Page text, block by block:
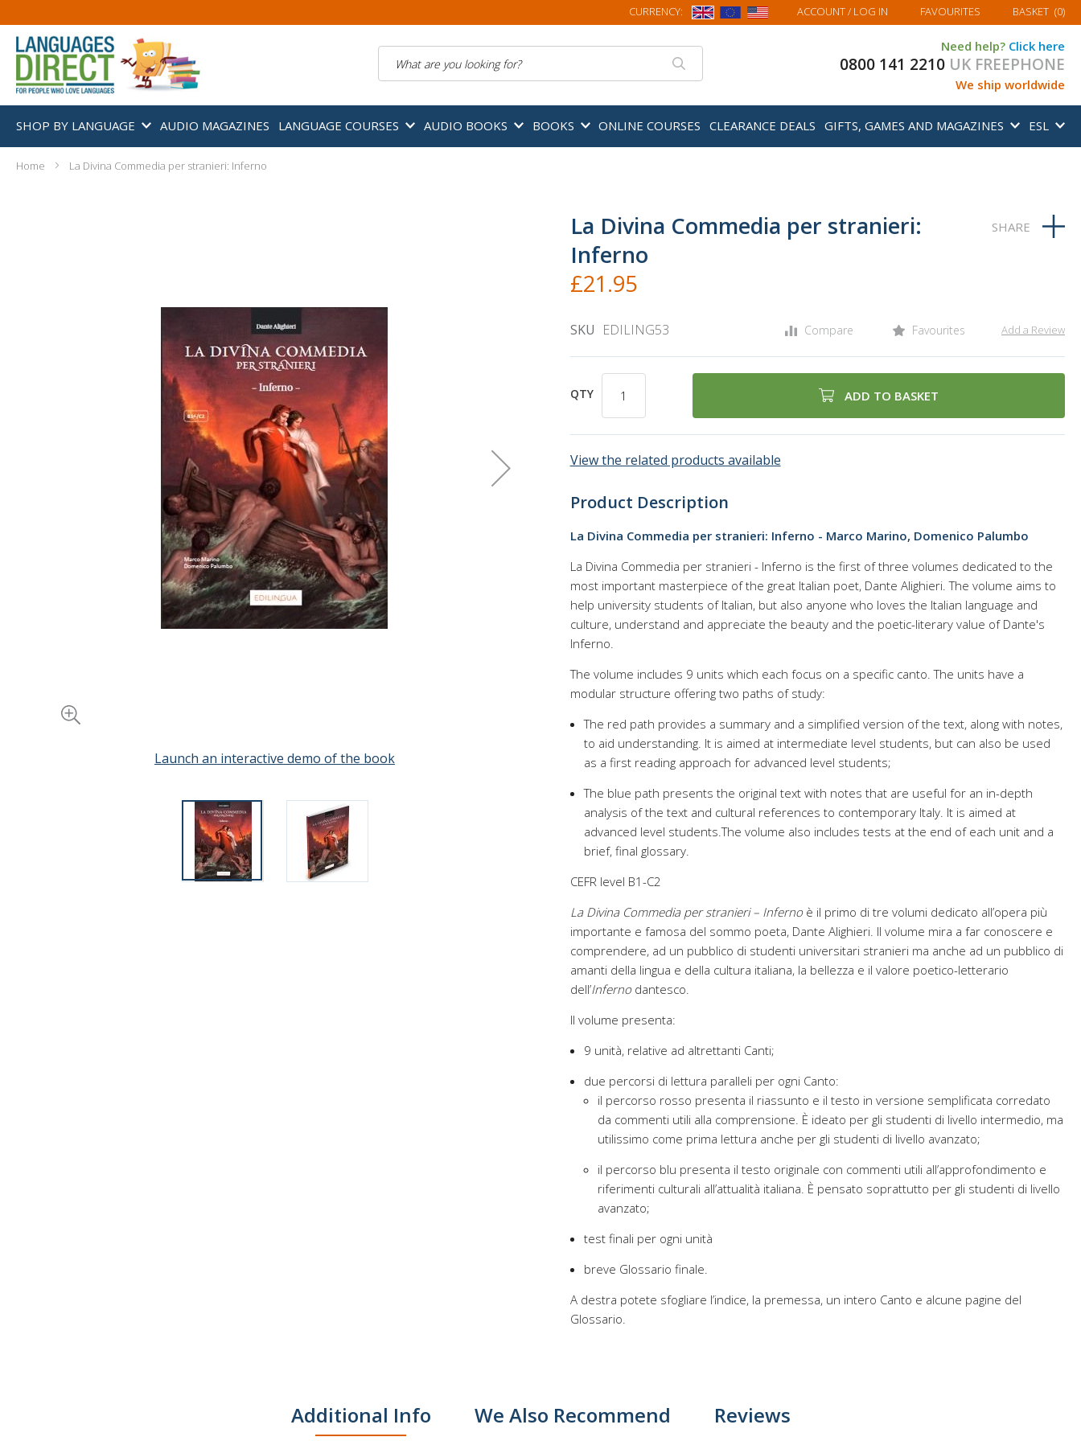
CURRENCY: ACCOUNT/ LOG IN FAVOURITES MY BASKET
BASKET (0)
Need help? Click here
0800 141 2210 UK FREEPHONE
We ship worldwide
SHOP BY LANGUAGE AUDIO MAGAZINES LANGUAGE COURSES AUDIO BOOKS BOOKS ONLINE COURSES CLEARANCE DEALS GIFTS, GAMES AND MAGAZINES ESL
Home La Divina Commedia per stranieri: Inferno
Launch an interactive demo of the book
La Divina Commedia per stranieri:
Inferno
£21.95
SKU EDILING53 Compare Favourites Add a Review
QTY ADD TO BASKET
View the related products available
Product Description
La Divina Commedia per stranieri: Inferno - Marco Marino, Domenico Palumbo
La Divina Commedia per stranieri - Inferno is the first of three volumes dedicated to the
most important masterpiece of the great Italian poet, Dante Alighieri. The volume aims to
help university students of Italian, but also anyone who loves the Italian language and
culture, understand and appreciate the beauty and the poetic-literary value of Dante's
Inferno.
The volume includes 9 units which each focus on a specific canto. The units have a
modular structure offering two paths of study:
The red path provides a summary and a simplified version of the text, along with notes,
to aid understanding. It is aimed at intermediate level students, but can also be used
as a first reading approach for advanced level students;
The blue path presents the original text with notes that are useful for an in-depth
analysis of the text and cultural references to contemporary Italy. It is aimed at
advanced level students.The volume also includes tests at the end of each unit and a
brief, final glossary.
CEFR level B1-C2
La Divina Commedia per stranieri – Inferno è il primo di tre volumi dedicato all’opera più
importante e famosa del sommo poeta, Dante Alighieri. Il volume mira a far conoscere e
comprendere, ad un pubblico di studenti universitari stranieri ma anche ad un pubblico di
amanti della lingua e della cultura italiana, la bellezza e il valore poetico-letterario
dell’Inferno dantesco.
Il volume presenta:
9 unità, relative ad altrettanti Canti;
due percorsi di lettura paralleli per ogni Canto:
il percorso rosso presenta il riassunto e il testo in versione semplificata corredato
da commenti utili alla comprensione. È ideato per gli studenti di livello intermedio, ma
utilissimo come prima lettura anche per gli studenti di livello avanzato;
il percorso blu presenta il testo originale con commenti utili all’approfondimento e
riferimenti culturali all’attualità italiana. È pensato soprattutto per gli studenti di livello
avanzato;
test finali per ogni unità
breve Glossario finale.
A destra potete sfogliare l’indice, la premessa, un intero Canto e alcune pagine del
Glossario.
Additional Info We Also Recommend Reviews